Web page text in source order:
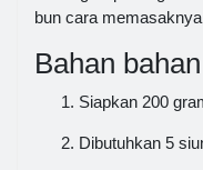
bun cara
Bahan
Siapkan 200
Dibutuhkan 5